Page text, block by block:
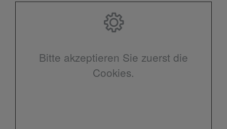
Bitte akzeptieren Sie zuerst die
Cookies.